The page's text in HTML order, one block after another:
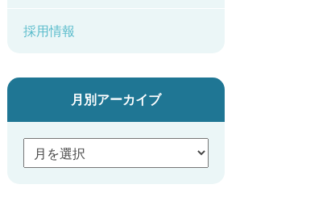
採用情報
月別アーカイブ